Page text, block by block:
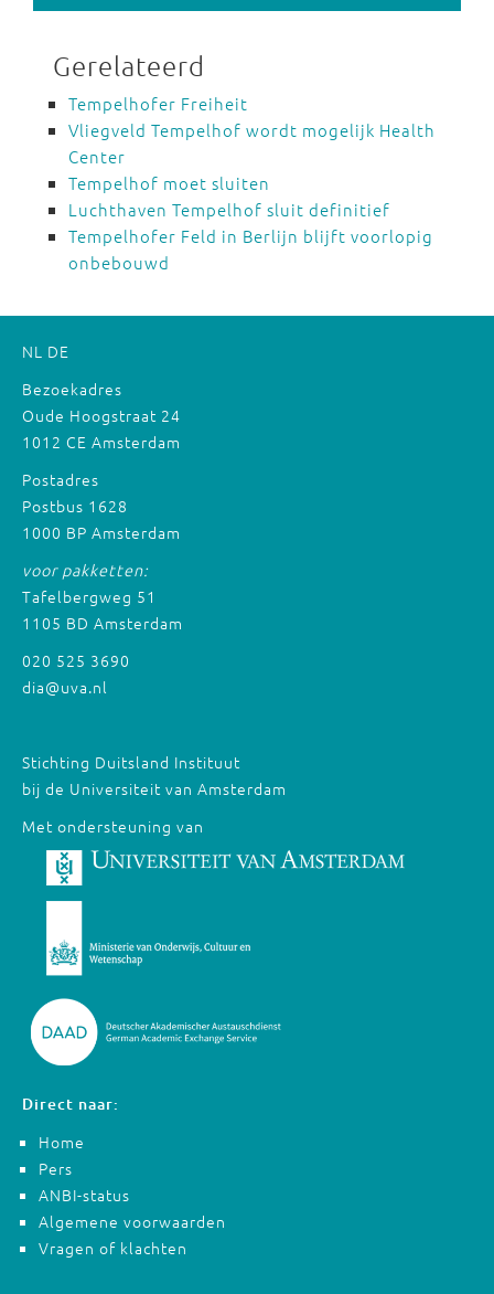
Gerelateerd
Tempelhofer Freiheit
Vliegveld Tempelhof wordt mogelijk Health
Center
Tempelhof moet sluiten
Luchthaven Tempelhof sluit definitief
Tempelhofer Feld in Berlijn blijft voorlopig
onbebouwd
NL DE
Bezoekadres
Oude Hoogstraat 24
1012 CE Amsterdam
Postadres
Postbus 1628
1000 BP Amsterdam
voor pakketten:
Tafelbergweg 51
1105 BD Amsterdam
020 525 3690
dia@uva.nl
Stichting Duitsland Instituut
bij de Universiteit van Amsterdam
Met ondersteuning van
Direct naar:
Home
Pers
ANBI-status
Algemene voorwaarden
Vragen of klachten